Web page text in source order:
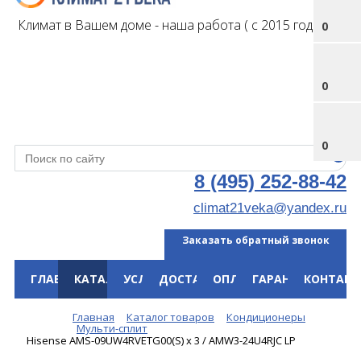
0
0
0
Климат в Вашем доме - наша работа ( с 2015 года )
8 (495) 252-88-42
climat21veka@yandex.ru
Заказать обратный звонок
ГЛАВНАЯКАТАЛОГУСЛУГИДОСТАВКАОПЛАТАГАРАНТИЯ
Главная Каталог товаров Кондиционеры
Мульти-сплит
Hisense AMS-09UW4RVETG00(S) х 3 / AMW3-24U4RJC LP